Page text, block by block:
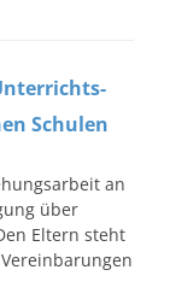
Schulen
an
über
Eltern steht